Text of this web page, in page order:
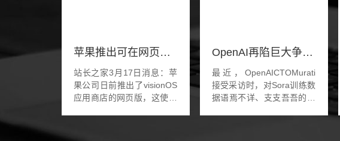
苹果推出可在网页端浏览的 Vision Pro 应用程序商店
站长之家3月17日消息：苹
果公司日前推出了visionOS
应用商店的网页版，这使得
OpenAI再陷巨大争议？Sora训练数据被质疑非法，CTO采访疯狂翻车
最近，OpenAICTOMurati
接受采访时，对Sora训练数
据语焉不详、支支吾吾的表